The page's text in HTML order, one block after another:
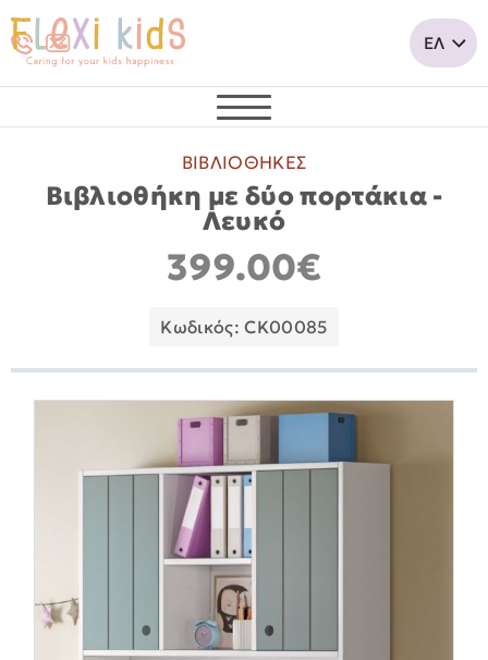
ΒΙΒΛΙΟΘΗΚΕΣ
Βιβλιοθήκη με δύο πορτάκια -
Λευκό
399.00€
Κωδικός: CK00085